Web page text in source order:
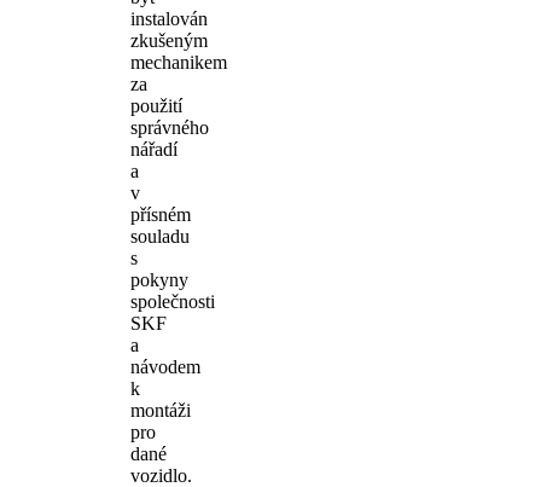
instalován
zkušeným
mechanikem
za
použití
správného
nářadí
a
v
přísném
souladu
s
pokyny
společnosti
SKF
a
návodem
k
montáži
pro
dané
vozidlo.